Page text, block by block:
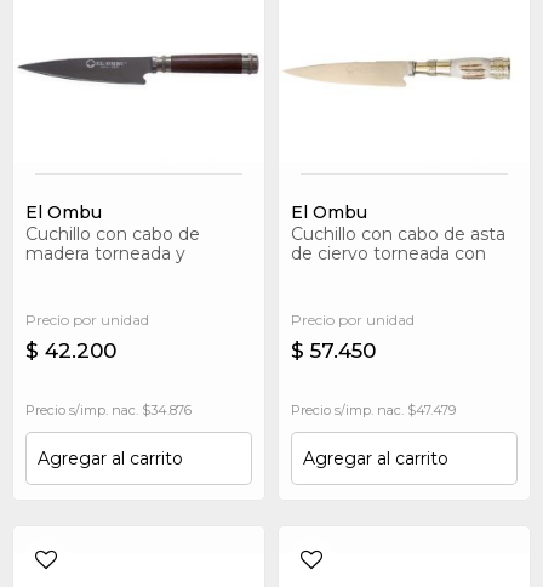
El Ombu
Cuchillo con cabo de
madera torneada y
Precio por unidad
$ 42.200
Precio s/imp. nac. $34.876
Agregar al carrito
El Ombu
Cuchillo con cabo de asta
de ciervo torneada con
Precio por unidad
$ 57.450
Precio s/imp. nac. $47.479
Agregar al carrito